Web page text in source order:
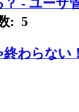
- ユーザ
: 5
わらない